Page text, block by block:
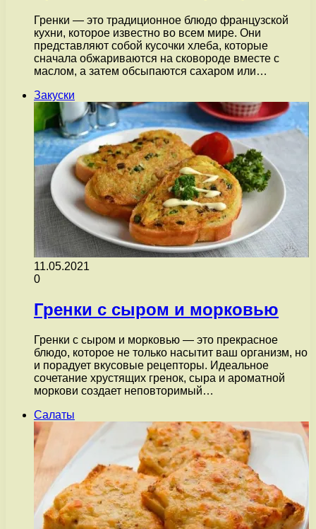
Гренки — это традиционное блюдо французской
кухни, которое известно во всем мире. Они
представляют собой кусочки хлеба, которые
сначала обжариваются на сковороде вместе с
маслом, а затем обсыпаются сахаром или…
Закуски
11.05.2021
0
Гренки с сыром и морковью
Гренки с сыром и морковью — это прекрасное
блюдо, которое не только насытит ваш организм, но
и порадует вкусовые рецепторы. Идеальное
сочетание хрустящих гренок, сыра и ароматной
моркови создает неповторимый…
Салаты